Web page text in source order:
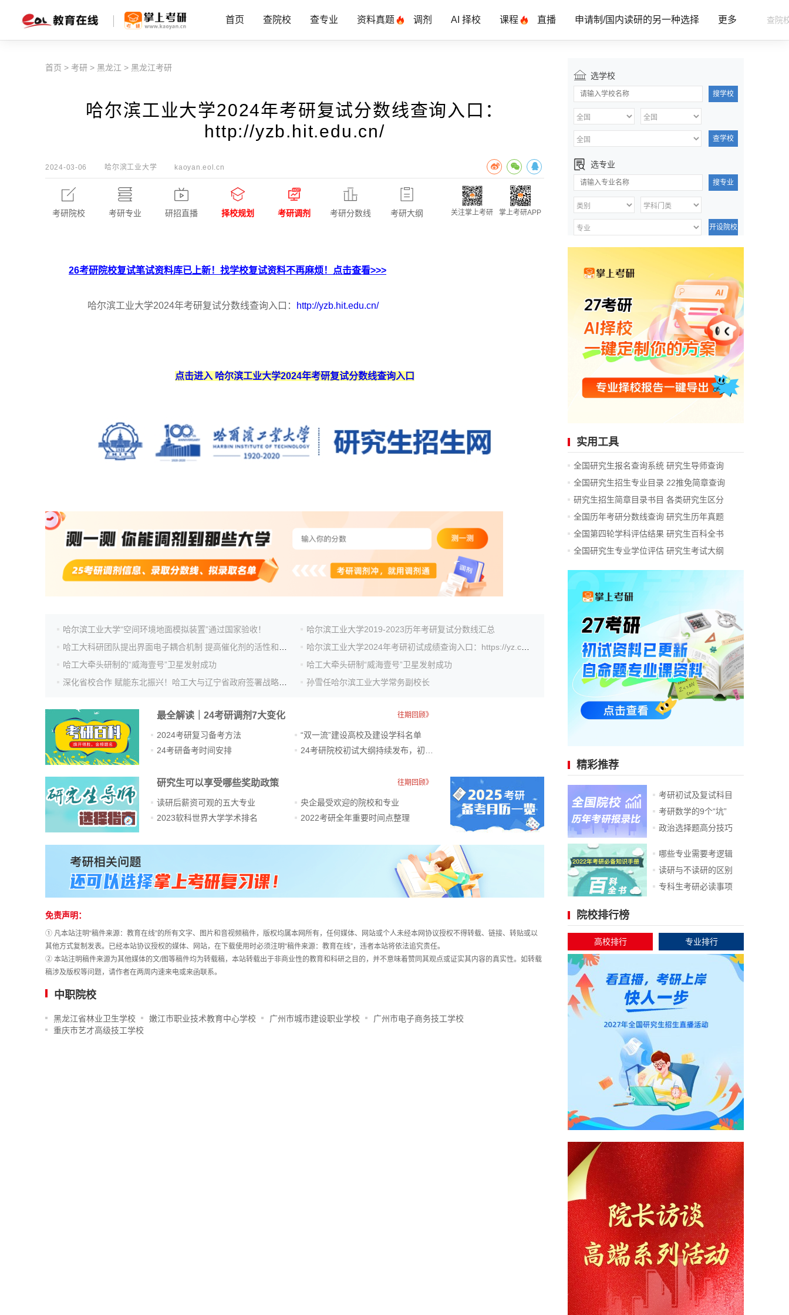
首页 查院校 查专业 资料真题 调剂 AI 择校 课程 直播 申请制/国内读研的另一种选择 更多
首页 > 考研 > 黑龙江 > 黑龙江考研
哈尔滨工业大学2024年考研复试分数线查询入口：
http://yzb.hit.edu.cn/
2024-03-06 哈尔滨工业大学 kaoyan.eol.cn
考研院校 考研专业 研招直播 择校规划 考研调剂 考研分数线 考研大纲 关注掌上考研 掌上考研APP
26考研院校复试笔试资料库已上新！找学校复试资料不再麻烦！点击查看>>>
哈尔滨工业大学2024年考研复试分数线查询入口： http://yzb.hit.edu.cn/
点击进入 哈尔滨工业大学2024年考研复试分数线查询入口
哈尔滨工业大学“空间环境地面模拟装置”通过国家验收！
哈尔滨工业大学2019-2023历年考研复试分数线汇总
哈工大牵头研制的“威海壹号”卫星发射成功
哈工大牵头研制“威海壹号”卫星发射成功
孙雪任哈尔滨工业大学常务副校长
最全解读｜24考研调剂7大变化 往期回顾》
2024考研复习备考方法
24考研备考时间安排
“双一流”建设高校及建设学科名单
研究生可以享受哪些奖助政策 往期回顾》
读研后薪资可观的五大专业
2023软科世界大学学术排名
央企最受欢迎的院校和专业
2022考研全年重要时间点整理
免责声明：
① 凡本站注明“稿件来源：教育在线”的所有文字、图片和音视频稿件，版权均属本网所有，任何媒体、网站或个人未经本网协议授权不得转载、链接、转贴或以
其他方式复制发表。已经本站协议授权的媒体、网站，在下载使用时必须注明“稿件来源：教育在线”，违者本站将依法追究责任。
② 本站注明稿件来源为其他媒体的文/图等稿件均为转载稿，本站转载出于非商业性的教育和科研之目的，并不意味着赞同其观点或证实其内容的真实性。如转载
稿涉及版权等问题，请作者在两周内速来电或来函联系。
中职院校
黑龙江省林业卫生学校 嫩江市职业技术教育中心学校 广州市城市建设职业学校
广州市电子商务技工学校
重庆市艺才高级技工学校
选学校
搜学校
查学校
选专业
搜专业
开设院校
实用工具
全国研究生报名查询系统 研究生导师查询
全国研究生招生专业目录 22推免简章查询
研究生招生简章目录书目 各类研究生区分
全国历年考研分数线查询 研究生历年真题
全国第四轮学科评估结果 研究生百科全书
全国研究生专业学位评估 研究生考试大纲
精彩推荐
考研初试及复试科目
考研数学的9个“坑”
政治选择题高分技巧
哪些专业需要考逻辑
读研与不读研的区别
专科生考研必读事项
院校排行榜
高校排行 专业排行